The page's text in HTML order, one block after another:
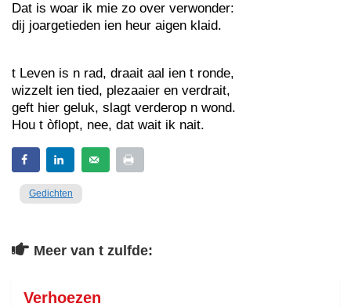
Dat is woar ik mie zo over verwonder:
dij joargetieden ien heur aigen klaid.
t Leven is n rad, draait aal ien t ronde,
wizzelt ien tied, plezaaier en verdrait,
geft hier geluk, slagt verderop n wond.
Hou t òflopt, nee, dat wait ik nait.
Gedichten
Meer van t zulfde:
Verhoezen